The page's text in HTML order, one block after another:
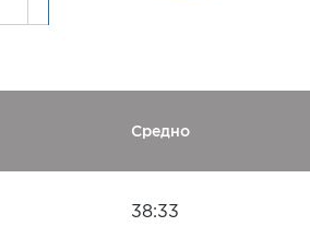
Средно
38:33